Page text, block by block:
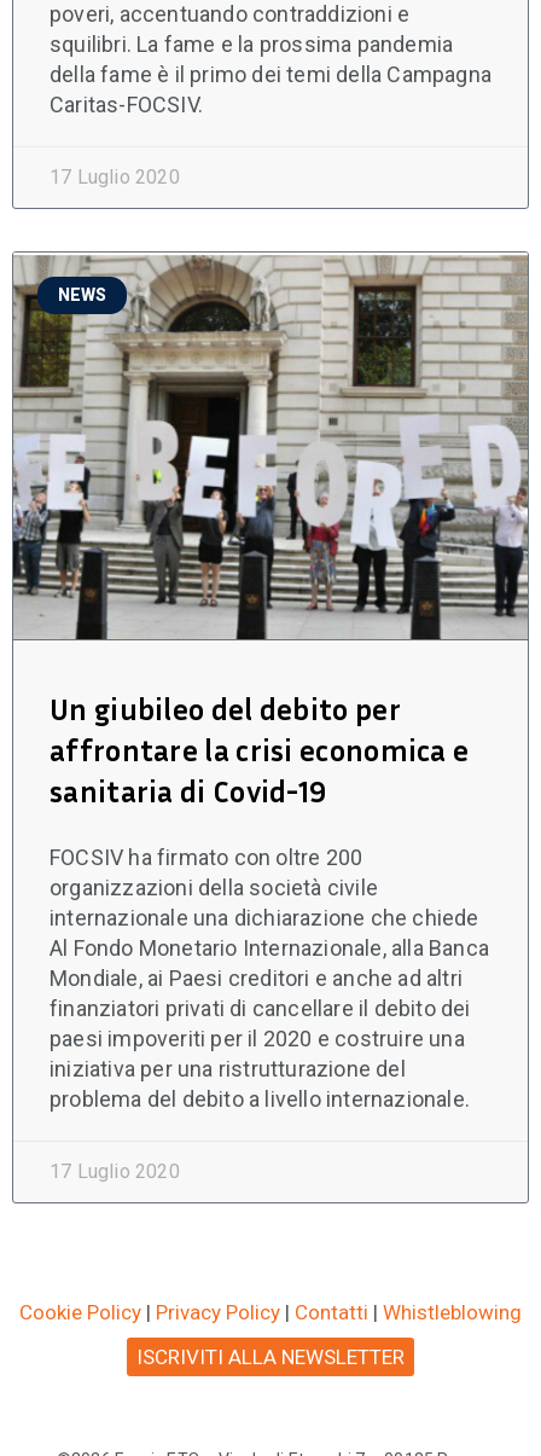
poveri, accentuando contraddizioni e
squilibri. La fame e la prossima pandemia
della fame è il primo dei temi della Campagna
Caritas-FOCSIV.
17 Luglio 2020
NEWS
Un giubileo del debito per
affrontare la crisi economica e
sanitaria di Covid-19
FOCSIV ha firmato con oltre 200
organizzazioni della società civile
internazionale una dichiarazione che chiede
Al Fondo Monetario Internazionale, alla Banca
Mondiale, ai Paesi creditori e anche ad altri
finanziatori privati di cancellare il debito dei
paesi impoveriti per il 2020 e costruire una
iniziativa per una ristrutturazione del
problema del debito a livello internazionale.
17 Luglio 2020
Cookie Policy | Privacy Policy | Contatti | Whistleblowing
ISCRIVITI ALLA NEWSLETTER